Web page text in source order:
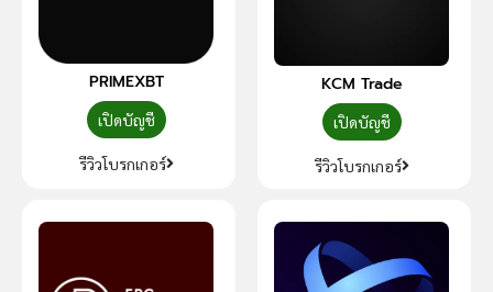
PRIMEXBT
เปิดบัญชี
รีวิวโบรกเกอร์
KCM Trade
เปิดบัญชี
รีวิวโบรกเกอร์